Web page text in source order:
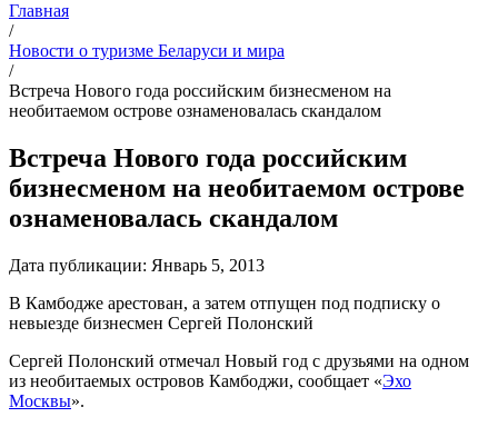
Главная
/
Новости о туризме Беларуси и мира
/
Встреча Нового года российским бизнесменом на
необитаемом острове ознаменовалась скандалом
Встреча Нового года российским
бизнесменом на необитаемом острове
ознаменовалась скандалом
Дата публикации: Январь 5, 2013
В Камбодже арестован, а затем отпущен под подписку о
невыезде бизнесмен Сергей Полонский
Сергей Полонский отмечал Новый год с друзьями на одном
из необитаемых островов Камбоджи, сообщает «Эхо
Москвы».